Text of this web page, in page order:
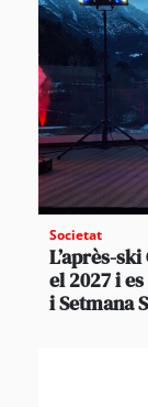
Societat
L’après-
el 2027 i
i Setmana